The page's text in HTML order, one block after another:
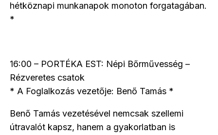
hétköznapi munkanapok monoton forgatagában.
*
16:00 – PORTÉKA EST: Népi Bőrművesség –
Rézveretes csatok
* A Foglalkozás vezetője: Benő Tamás *
Benő Tamás vezetésével nemcsak szellemi
útravalót kapsz, hanem a gyakorlatban is